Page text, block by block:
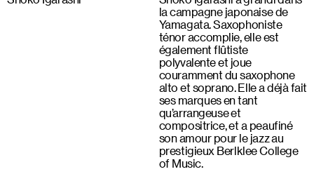
la campagne japonaise de
Yamagata. Saxophoniste
ténor accomplie, elle est
également flûtiste
polyvalente et joue
couramment du saxophone
alto et soprano. Elle a déjà fait
ses marques en tant
qu’arrangeuse et
compositrice, et a peaufiné
son amour pour le jazz au
prestigieux Berlklee College
of Music.